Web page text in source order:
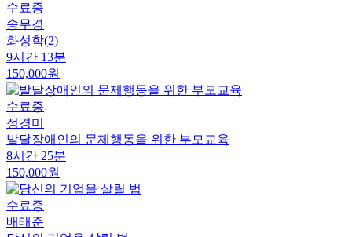
수료증
송무경
화성학(2)
9시간 13분
150,000원
수료증
정경미
발달장애인의 문제행동을 위한 부모교육
8시간 25분
150,000원
수료증
배태준